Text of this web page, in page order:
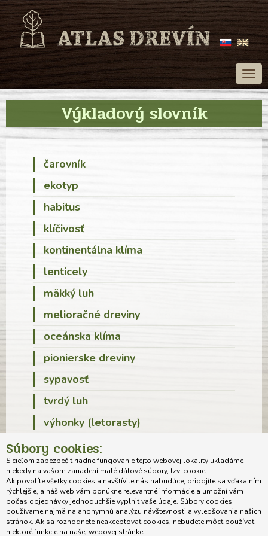
Výkladový slovník
čarovník
ekotyp
habitus
klíčivosť
kontinentálna klíma
lenticely
mäkký luh
melioračné dreviny
oceánska klíma
pionierske dreviny
sypavosť
tvrdý luh
výhonky (letorasty)
Domov O autorovi projektu
Systematika drevín
Morfologická charakteristika drevín
Kľúč na určovanie drevín
Abecedný zoznam drevín
Výkladový slovník Aktuality / zaujímavosti
Súbory cookies:
S cieľom zabezpečiť riadne fungovanie tejto webovej lokality ukladáme
niekedy na vašom zariadení malé dátové súbory, tzv. cookie.
Ak povolíte všetky cookies a navštívite nás nabudúce, pripojíte sa vďaka ním
rýchlejšie, a náš web vám ponúkne relevantné informácie a umožní vám
počas objednávky jednoduchšie vyplniť vaše údaje. Súbory cookies
používame najmä na anonymnú analýzu návštevnosti a vylepšovania našich
stránok. Ak sa rozhodnete neakceptovať cookies, nebudete môcť používať
niektoré funkcie na našej webovej stránke.